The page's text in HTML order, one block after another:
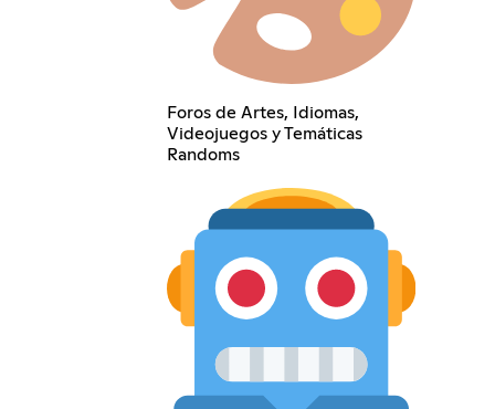
Foros de Artes, Idiomas,
Videojuegos y Temáticas
Randoms